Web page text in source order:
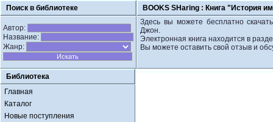
Поиск в библиотеке BOOKS SHaring : Книга "История
Автор:
Название:
Жанр:
Здесь вы можете бесплатно
Джон.
Электронная книга находится в
Вы можете оставить свой отзыв и
Библиотека
Главная
Каталог
Новые поступления